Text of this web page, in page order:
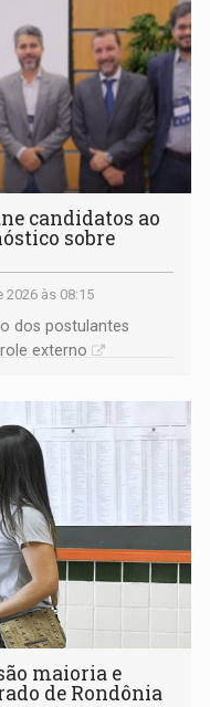
candidatos ao
sobre
às 08:15
dos postulantes
externo
maioria e
de Rondônia